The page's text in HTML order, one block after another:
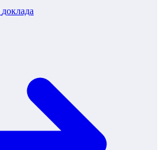
доклада